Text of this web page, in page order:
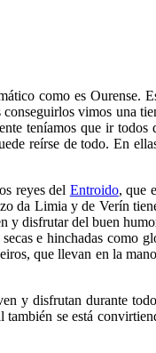
como es Ourense.
vimos una
teníamos que ir todos
reírse de todo. En
reyes del Entroido, que
da Limia y de Verín
disfrutar del buen
e hinchadas como
que llevan en la
y disfrutan durante
se está